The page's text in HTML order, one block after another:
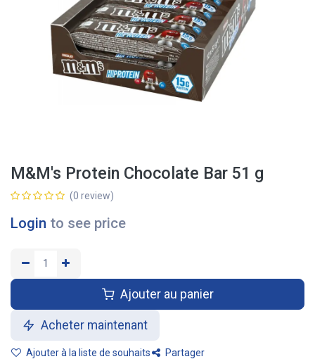
M&M's Protein Chocolate Bar 51 g
(0 review)
Login to see price
Ajouter au panier
Acheter maintenant
Ajouter à la liste de souhaits Partager